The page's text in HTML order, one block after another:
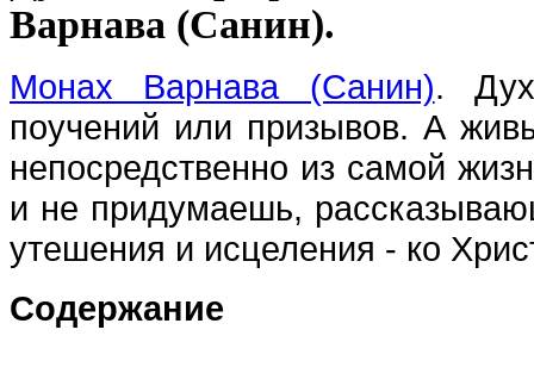
Варнава (Санин).
Монах Варнава (Санин).
поучений или призывов. А
непосредственно из самой
и не придумаешь,
утешения и исцеления - ко
Содержание